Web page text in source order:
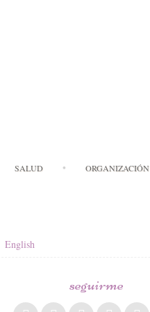
SALUD ORGANIZACIÓN
English
seguirme